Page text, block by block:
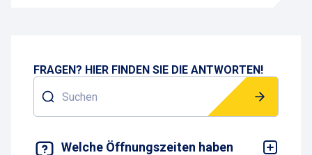
FRAGEN? HIER FINDEN SIE DIE ANTWORTEN!
Suchen
7 ERGEBNISSE GEFUNDEN
Welche Öffnungszeiten haben